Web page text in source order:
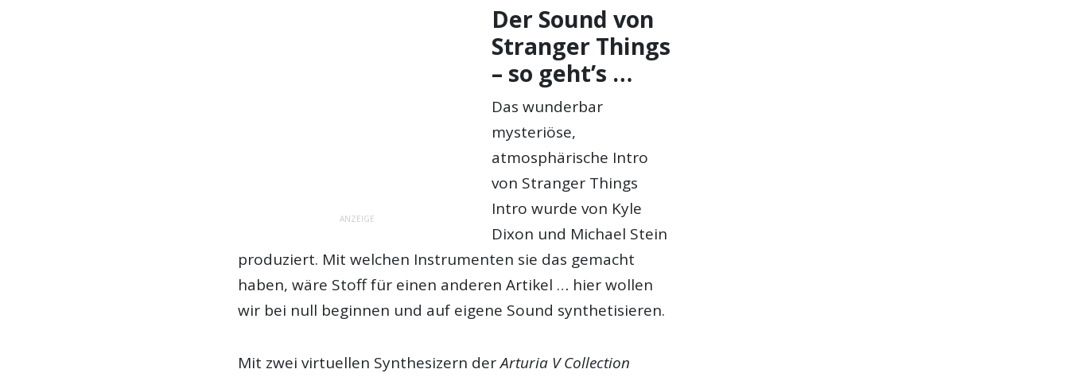
ANZEIGE
Der Sound von
Stranger Things
– so geht’s …
Das wunderbar
mysteriöse,
atmosphärische Intro
von Stranger Things
Intro wurde von Kyle
Dixon und Michael Stein
produziert. Mit welchen Instrumenten sie das gemacht
haben, wäre Stoff für einen anderen Artikel … hier wollen
wir bei null beginnen und auf eigene Sound synthetisieren.
Mit zwei virtuellen Synthesizern derArturia V Collection